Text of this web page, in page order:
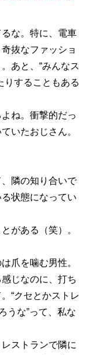
な。特に、電車
抜なファッショ
あと、“みんなス
りすることもある
ね。衝撃的だっ
いたおじさん。
隣の知り合いで
状態になってい
がある（笑）。
爪を噛む男性。
じなのに、打ち
“クセとかストレ
うな”って、私な
ストランで隣に